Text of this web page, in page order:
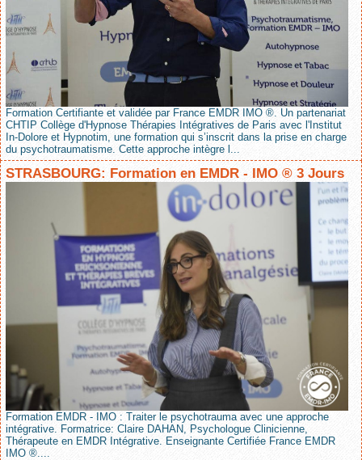
Formation Certifiante et validée par France EMDR IMO ®. Un partenariat
CHTIP Collège d'Hypnose Thérapies Intégratives de Paris avec l'Institut
In-Dolore et Hypnotim, une formation qui s’inscrit dans la prise en charge
du psychotraumatisme. Cette approche intègre l...
STRASBOURG: Formation en EMDR - IMO ® 3 Jours
Formation EMDR - IMO : Traiter le psychotrauma avec une approche
intégrative. Formatrice: Claire DAHAN, Psychologue Clinicienne,
Thérapeute en EMDR Intégrative. Enseignante Certifiée France EMDR
IMO ®....